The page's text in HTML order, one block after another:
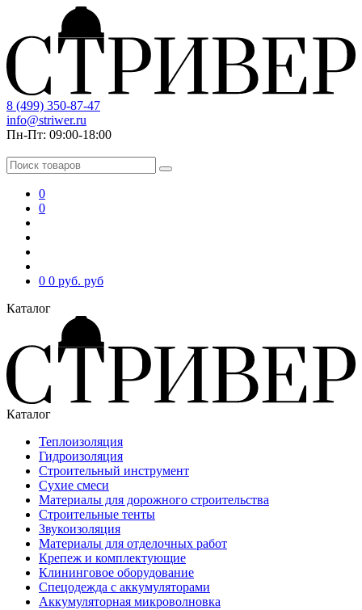
8 (499) 350-87-47
info@striwer.ru
Пн-Пт: 09:00-18:00
0
0
0 0 руб. руб
Каталог
Каталог
Теплоизоляция
Гидроизоляция
Строительный инструмент
Сухие смеси
Материалы для дорожного строительства
Строительные тенты
Звукоизоляция
Материалы для отделочных работ
Крепеж и комплектующие
Клининговое оборудование
Спецодежда с аккумуляторами
Аккумуляторная микроволновка